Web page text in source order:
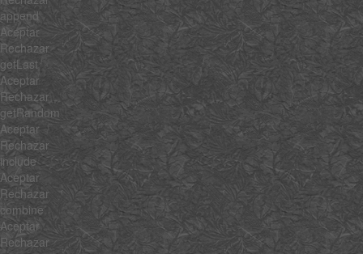
append
Aceptar
Rechazar
getLast
Aceptar
Rechazar
getRandom
Aceptar
Rechazar
include
Aceptar
Rechazar
combine
Aceptar
Rechazar